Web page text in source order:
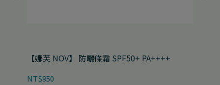
【娜芙 NOV】 防曬條霜 SPF50+ PA++++
NT$950